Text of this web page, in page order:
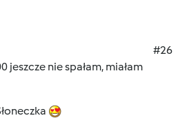
#26
jeszcze nie spałam, miałam